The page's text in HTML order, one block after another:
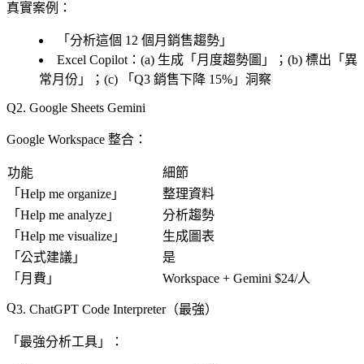
真實案例 ：
「 分析這個 12 個月銷售趨勢 」
Excel Copilot：(a) 生成「 月度趨勢圖 」；(b) 標出「 異
常月份 」；(c) 「 Q3 銷售下降 15% 」洞察
2. Google Sheets Gemini
Google Workspace 整合 ：
功能
細節
「 Help me organize 」
整理資料
「 Help me analyze 」
分析趨勢
「 Help me visualize 」
生成圖表
「 公式建議 」
是
「 月費 」 Workspace + Gemini $24/人
3. ChatGPT Code Interpreter（最強）
「最強分析工具」：